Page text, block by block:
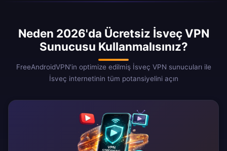
Neden 2026'da Ücretsiz İsveç VPN
Sunucusu Kullanmalısınız?
FreeAndroidVPN'in optimize edilmiş İsveç VPN sunucuları ile
İsveç internetinin tüm potansiyelini açın